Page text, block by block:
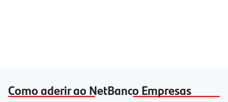
Como aderir ao NetBanco Empresas